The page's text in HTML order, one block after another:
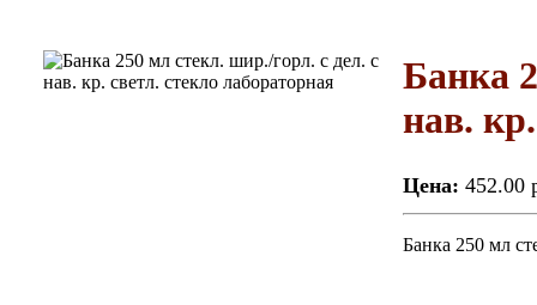
Банка
нав.
Цена: 452.00
Банка 250 мл